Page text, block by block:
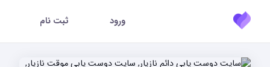
ورود ثبت نام